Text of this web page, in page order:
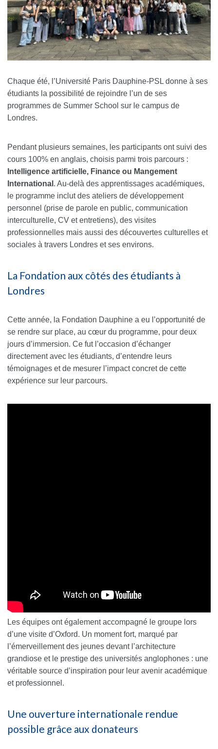
Chaque été, l’Université Paris Dauphine-PSL donne à ses
étudiants la possibilité de rejoindre l’un de ses
programmes de Summer School sur le campus de
Londres.
Pendant plusieurs semaines, les participants ont suivi des
cours 100% en anglais, choisis parmi trois parcours :
Intelligence artificielle, Finance ou Mangement
International . Au-delà des apprentissages académiques,
le programme inclut des ateliers de développement
personnel (prise de parole en public, communication
interculturelle, CV et entretiens), des visites
professionnelles mais aussi des découvertes culturelles et
sociales à travers Londres et ses environs.
La Fondation aux côtés des étudiants à
Londres
Cette année, la Fondation Dauphine a eu l’opportunité de
se rendre sur place, au cœur du programme, pour deux
jours d’immersion. Ce fut l’occasion d’échanger
directement avec les étudiants, d’entendre leurs
témoignages et de mesurer l’impact concret de cette
expérience sur leur parcours.
Les équipes ont également accompagné le groupe lors
d’une visite d’Oxford. Un moment fort, marqué par
l’émerveillement des jeunes devant l’architecture
grandiose et le prestige des universités anglophones : une
véritable source d’inspiration pour leur avenir académique
et professionnel.
Une ouverture internationale rendue
possible grâce aux donateurs